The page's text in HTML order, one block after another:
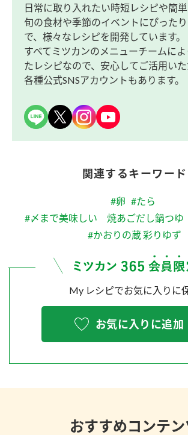
日常に取り入れたい時短レシピや簡単
旬の食材や季節のイベントにぴった
で、様々なレシピを開発しています。
すべてミツカンのメニューチームによ
たレシピなので、安心してご活用いた
各種公式SNSアカウントもあります。
関連するキーワード
#卵 #たら
#〆まで美味しい 焼あごだし鍋つ
#かおりの蔵 彩りゆず
My レシピでお気に入りに
お気に入りに追加
おすすめコンテン